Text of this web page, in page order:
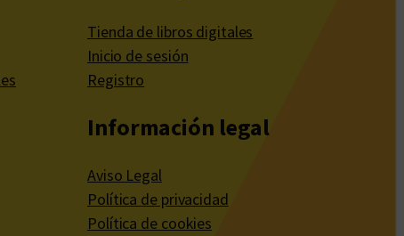
Tienda de libros digitales
Inicio de sesión
Registro
Información legal
Aviso Legal
Política de privacidad
Política de cookies